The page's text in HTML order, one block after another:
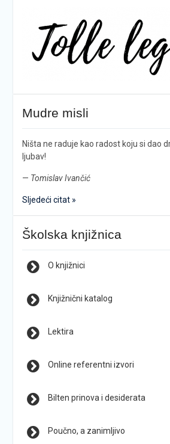
Mudre misli
Ništa ne raduje kao radost koju si dao
ljubav!
— Tomislav Ivančić
Sljedeći citat »
Školska knjižnica
O knjižnici
Knjižnični katalog
Lektira
Online referentni izvori
Bilten prinova i desiderata
Poučno, a zanimljivo